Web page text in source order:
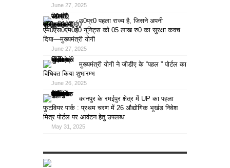
June 27, 2025
उ0प्र0 पहला राज्य है, जिसने अपनी
एम0एस0एम0ई0 यूनिट्स को 05 लाख रु0 का सुरक्षा कवच
दिया—मुख्यमंत्री योगी
June 27, 2025
मुख्यमंत्री योगी ने जीडीए के “पहल ” पोर्टल का
विधिवत किया शुभारम्भ
June 26, 2025
कानपुर के रमईपुर क्षेत्र में UP का पहला
फुटवियर पार्क : प्रथम चरण में 26 औद्योगिक भूखंड निवेश
मित्र पोर्टल पर आवंटन हेतु उपलब्ध
May 31, 2025